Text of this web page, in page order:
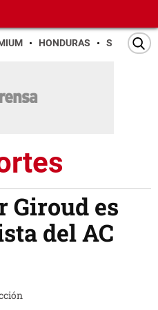
HONDURAS SAN PEDRO
Giroud es
del AC